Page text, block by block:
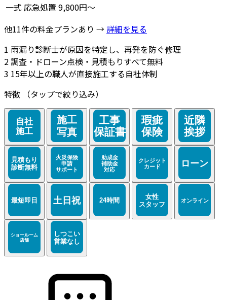
一式 応急処置 9,800円～
他11件の料金プランあり → 詳細を見る
1 雨漏り診断士が原因を特定し、再発を防ぐ修理
2調査・ドローン点検・見積もりすべて無料
3 15年以上の職人が直接施工する自社体制
特徴
（タップで絞り込み）